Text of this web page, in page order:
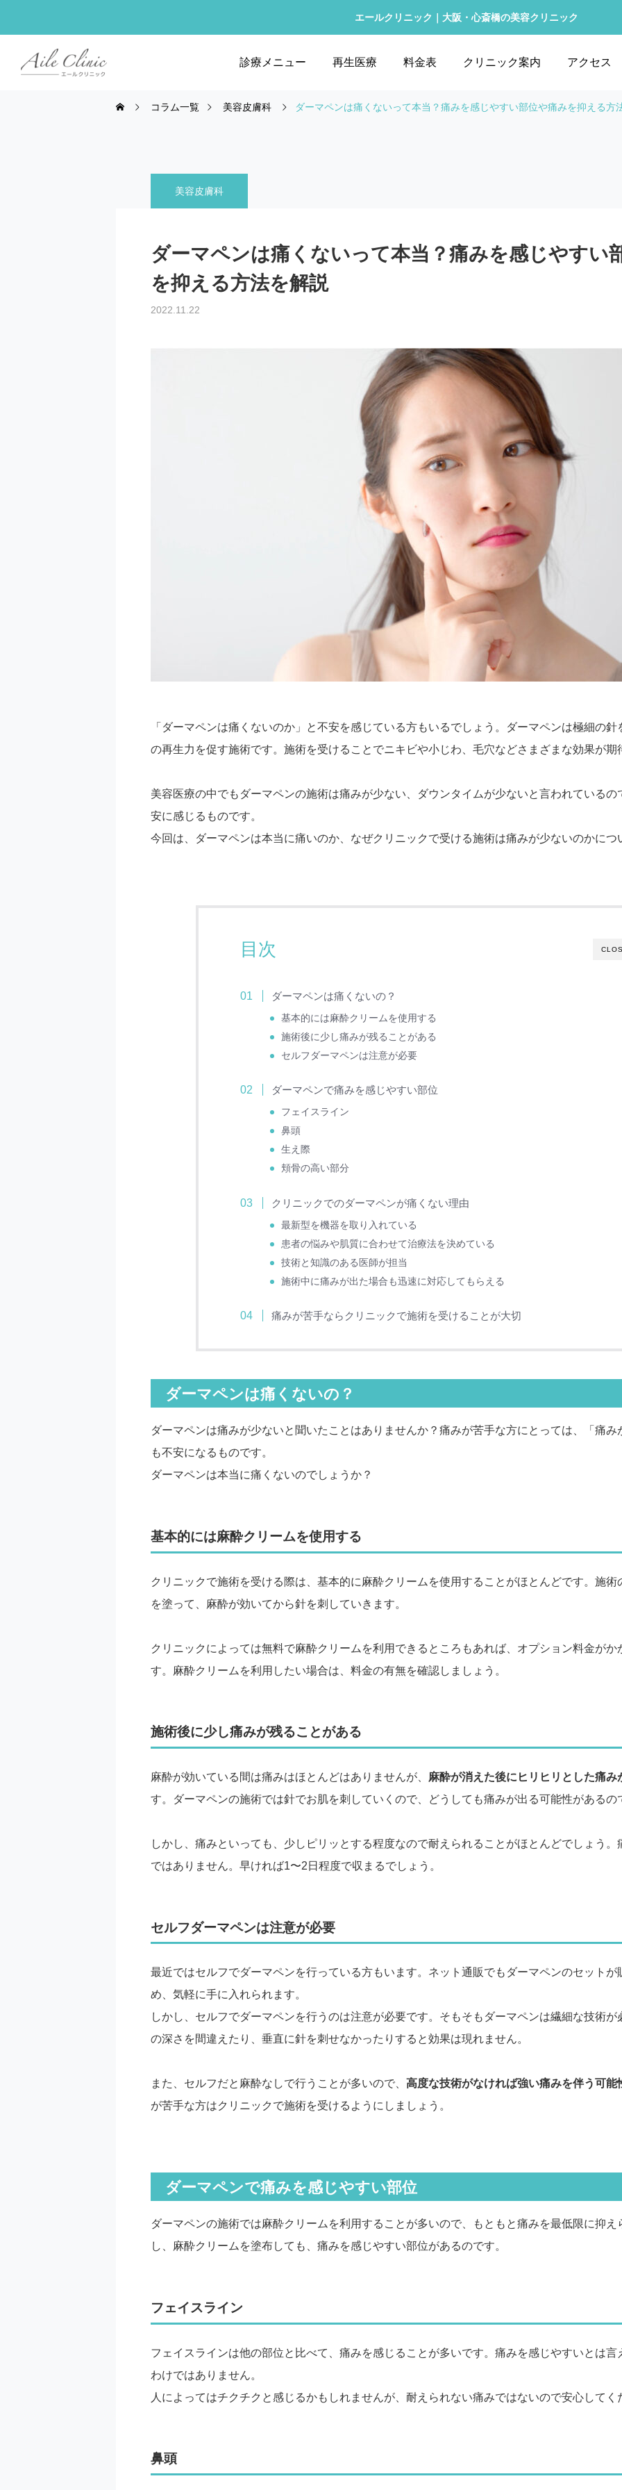
エールクリニック｜大阪・心斎橋の美容クリニック
診療メニュー 再生医療 料金表 クリニック案内 アクセス
コラム一覧 美容皮膚科 ダーマペンは痛くないって本当？痛みを感じやすい部位や痛みを抑える方
美容皮膚科
ダーマペンは痛くないって本当？痛みを感じやすい
を抑える方法を解説
2022.11.22
「ダーマペンは痛くないのか」と不安を感じている方もいるでしょう。ダーマペンは極細の針
の再生力を促す施術です。施術を受けることでニキビや小じわ、毛穴などさまざまな効果が期
美容医療の中でもダーマペンの施術は痛みが少ない、ダウンタイムが少ないと言われているの
安に感じるものです。
今回は、ダーマペンは本当に痛いのか、なぜクリニックで受ける施術は痛みが少ないのかにつ
目次
ダーマペンは痛くないの？
基本的には麻酔クリームを使用する
施術後に少し痛みが残ることがある
セルフダーマペンは注意が必要
ダーマペンで痛みを感じやすい部位
フェイスライン
鼻頭
生え際
頬骨の高い部分
クリニックでのダーマペンが痛くない理由
最新型を機器を取り入れている
患者の悩みや肌質に合わせて治療法を決めている
技術と知識のある医師が担当
施術中に痛みが出た場合も迅速に対応してもらえる
痛みが苦手ならクリニックで施術を受けることが大切
ダーマペンは痛くないの？
ダーマペンは痛みが少ないと聞いたことはありませんか？痛みが苦手な方にとっては、「痛み
も不安になるものです。
ダーマペンは本当に痛くないのでしょうか？
基本的には麻酔クリームを使用する
クリニックで施術を受ける際は、基本的に麻酔クリームを使用することがほとんどです。施術
を塗って、麻酔が効いてから針を刺していきます。
クリニックによっては無料で麻酔クリームを利用できるところもあれば、オプション料金がか
す。麻酔クリームを利用したい場合は、料金の有無を確認しましょう。
施術後に少し痛みが残ることがある
麻酔が効いている間は痛みはほとんどはありませんが、 麻酔が消えた後にヒリヒリとした痛み
す。ダーマペンの施術では針でお肌を刺していくので、どうしても痛みが出る可能性があるの
しかし、痛みといっても、少しピリッとする程度なので耐えられることがほとんどでしょう。
ではありません。早ければ1〜2日程度で収まるでしょう。
セルフダーマペンは注意が必要
最近ではセルフでダーマペンを行っている方もいます。ネット通販でもダーマペンのセットが
め、気軽に手に入れられます。
しかし、セルフでダーマペンを行うのは注意が必要です。そもそもダーマペンは繊細な技術が
の深さを間違えたり、垂直に針を刺せなかったりすると効果は現れません。
また、セルフだと麻酔なしで行うことが多いので、 高度な技術がなければ強い痛みを伴う可能
が苦手な方はクリニックで施術を受けるようにしましょう。
ダーマペンで痛みを感じやすい部位
ダーマペンの施術では麻酔クリームを利用することが多いので、もともと痛みを最低限に抑え
し、麻酔クリームを塗布しても、痛みを感じやすい部位があるのです。
フェイスライン
フェイスラインは他の部位と比べて、痛みを感じることが多いです。痛みを感じやすいとは言
わけではありません。
人によってはチクチクと感じるかもしれませんが、耐えられない痛みではないので安心してく
鼻頭